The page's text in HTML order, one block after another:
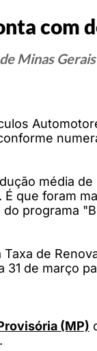
com
Minas
média
que foram
programa
de
31 de março
(MP)